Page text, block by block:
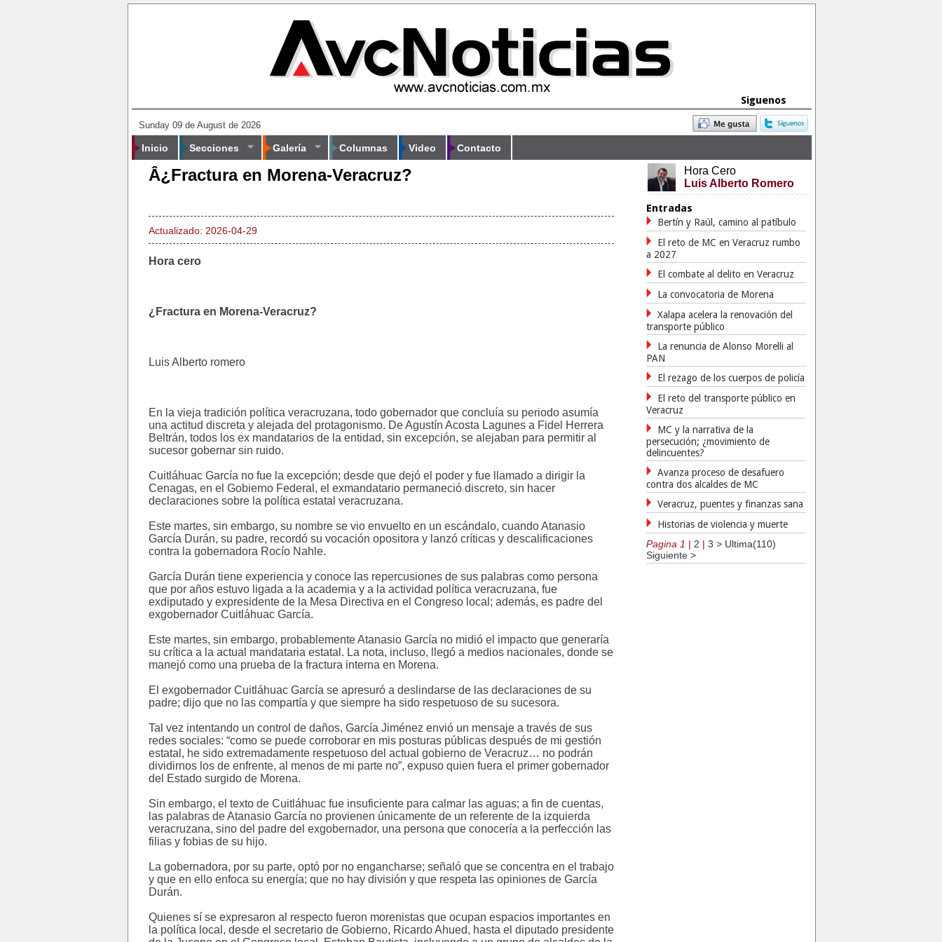
Siguenos
Sunday 09 de August de 2026
Inicio Secciones Galería Columnas Video Contacto
Â¿Fractura en Morena-Veracruz?
Actualizado: 2026-04-29
Hora cero
¿Fractura en Morena-Veracruz?
Luis Alberto romero
En la vieja tradición política veracruzana, todo gobernador que concluía su periodo asumía
una actitud discreta y alejada del protagonismo. De Agustín Acosta Lagunes a Fidel Herrera
Beltrán, todos los ex mandatarios de la entidad, sin excepción, se alejaban para permitir al
sucesor gobernar sin ruido.
Cuitláhuac García no fue la excepción; desde que dejó el poder y fue llamado a dirigir la
Cenagas, en el Gobierno Federal, el exmandatario permaneció discreto, sin hacer
declaraciones sobre la política estatal veracruzana.
Este martes, sin embargo, su nombre se vio envuelto en un escándalo, cuando Atanasio
García Durán, su padre, recordó su vocación opositora y lanzó críticas y descalificaciones
contra la gobernadora Rocío Nahle.
García Durán tiene experiencia y conoce las repercusiones de sus palabras como persona
que por años estuvo ligada a la academia y a la actividad política veracruzana, fue
exdiputado y expresidente de la Mesa Directiva en el Congreso local; además, es padre del
exgobernador Cuitláhuac García.
Este martes, sin embargo, probablemente Atanasio García no midió el impacto que generaría
su crítica a la actual mandataria estatal. La nota, incluso, llegó a medios nacionales, donde se
manejó como una prueba de la fractura interna en Morena.
El exgobernador Cuitláhuac García se apresuró a deslindarse de las declaraciones de su
padre; dijo que no las compartía y que siempre ha sido respetuoso de su sucesora.
Tal vez intentando un control de daños, García Jiménez envió un mensaje a través de sus
redes sociales: “como se puede corroborar en mis posturas públicas después de mi gestión
estatal, he sido extremadamente respetuoso del actual gobierno de Veracruz… no podrán
dividirnos los de enfrente, al menos de mi parte no”, expuso quien fuera el primer gobernador
del Estado surgido de Morena.
Sin embargo, el texto de Cuitláhuac fue insuficiente para calmar las aguas; a fin de cuentas,
las palabras de Atanasio García no provienen únicamente de un referente de la izquierda
veracruzana, sino del padre del exgobernador, una persona que conocería a la perfección las
filias y fobias de su hijo.
La gobernadora, por su parte, optó por no engancharse; señaló que se concentra en el trabajo
y que en ello enfoca su energía; que no hay división y que respeta las opiniones de García
Durán.
Quienes sí se expresaron al respecto fueron morenistas que ocupan espacios importantes en
la política local, desde el secretario de Gobierno, Ricardo Ahued, hasta el diputado presidente
Hora Cero
Luis Alberto Romero
Entradas
Bertín y Raúl, camino al patíbulo
El reto de MC en Veracruz rumbo
a 2027
El combate al delito en Veracruz
La convocatoria de Morena
Xalapa acelera la renovación del
transporte público
La renuncia de Alonso Morelli al
PAN
El rezago de los cuerpos de policía
El reto del transporte público en
Veracruz
MC y la narrativa de la
persecución; ¿movimiento de
delincuentes?
Avanza proceso de desafuero
contra dos alcaldes de MC
Veracruz, puentes y finanzas sana
Historias de violencia y muerte
Pagina 1 | 2 | 3 > Ultima(110)
Siguiente >